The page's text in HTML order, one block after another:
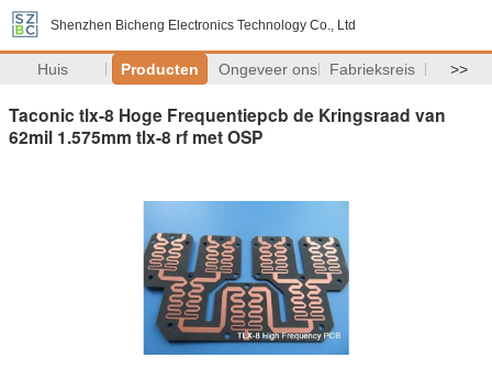
Shenzhen Bicheng Electronics Technology Co., Ltd
Huis Producten Ongeveer ons Fabrieksreis >>
Taconic tlx-8 Hoge Frequentiepcb de Kringsraad van
62mil 1.575mm tlx-8 rf met OSP